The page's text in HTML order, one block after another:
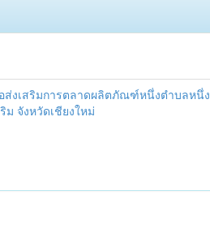
ส่งเสริมการตลาดผลิตภัณฑ์หนึ่งตำบลหนึ่ง
จังหวัดเชียงใหม่